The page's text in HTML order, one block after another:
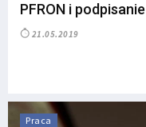
PFRON i
21.05.2019
Praca